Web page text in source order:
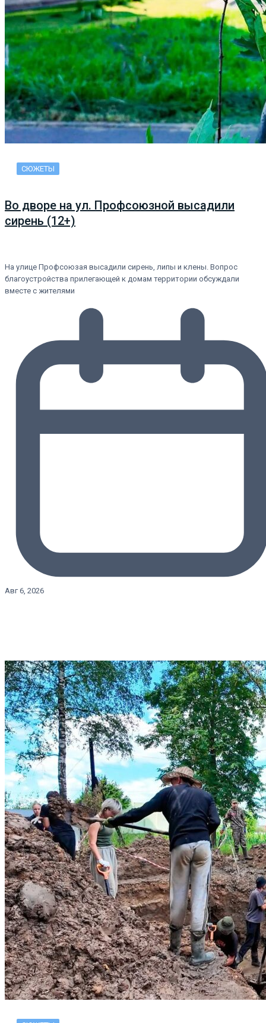
СЮЖЕТЫ
Во дворе на ул. Профсоюзной высадили
сирень (12+)
На улице Профсоюзая высадили сирень, липы и клены. Вопрос
благоустройства прилегающей к домам территории обсуждали
вместе с жителями
Авг 6, 2026